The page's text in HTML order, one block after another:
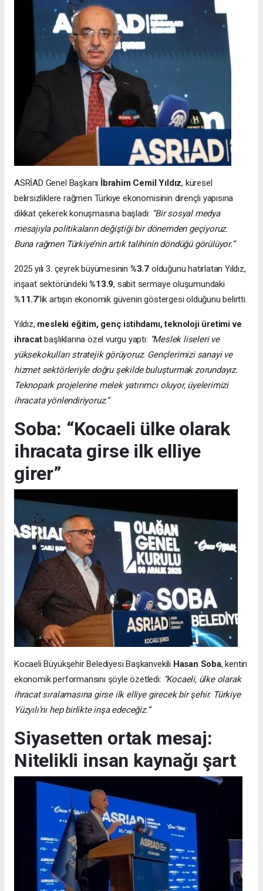
ASRİAD Genel Başkanı İbrahim Cemil Yıldız, küresel
belirsizliklere rağmen Türkiye ekonomisinin dirençli yapısına
dikkat çekerek konuşmasına başladı: “Bir sosyal medya
mesajıyla politikaların değiştiği bir dönemden geçiyoruz.
Buna rağmen Türkiye’nin artık talihinin döndüğü görülüyor.”
2025 yılı 3. çeyrek büyümesinin %3.7 olduğunu hatırlatan Yıldız,
inşaat sektöründeki%13.9, sabit sermaye oluşumundaki
%11.7’lik artışın ekonomik güvenin göstergesi olduğunu belirtti.
Yıldız, mesleki eğitim, genç istihdamı, teknoloji üretimi ve
ihracatbaşlıklarına özel vurgu yaptı: “Meslek liseleri ve
yüksekokulları stratejik görüyoruz. Gençlerimizi sanayi ve
hizmet sektörleriyle doğru şekilde buluşturmak zorundayız.
Teknopark projelerine melek yatırımcı oluyor, üyelerimizi
ihracata yönlendiriyoruz.”
Soba: “Kocaeli ülke olarak
ihracata girse ilk elliye
girer”
Kocaeli Büyükşehir Belediyesi Başkanvekili Hasan Soba, kentin
ekonomik performansını şöyle özetledi: “Kocaeli, ülke olarak
ihracat sıralamasına girse ilk elliye girecek bir şehir. Türkiye
Yüzyılı’nı hep birlikte inşa edeceğiz.”
Siyasetten ortak mesaj:
Nitelikli insan kaynağı şart